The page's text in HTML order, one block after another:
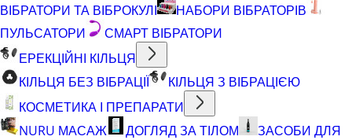
ВІБРАТОРИ ТА ВІБРОКУЛІ
НАБОРИ ВІБРАТОРІВ
ПУЛЬСАТОРИ
СМАРТ ВІБРАТОРИ
ЕРЕКЦІЙНІ КІЛЬЦЯ
КІЛЬЦЯ БЕЗ ВІБРАЦІЇ
КІЛЬЦЯ З ВІБРАЦІЄЮ
КОСМЕТИКА І ПРЕПАРАТИ
NURU МАСАЖ
ДОГЛЯД ЗА ТІЛОМ
ЗАСОБИ ДЛЯ